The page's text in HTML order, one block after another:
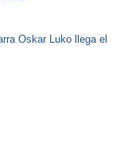
Oskar Luko llega el